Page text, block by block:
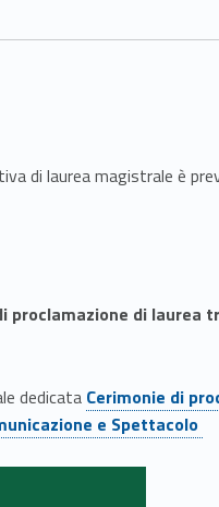
di laurea magistrale è
proclamazione di laurea
dedicata Link identifier #identifier__21642-5
Cerimonie di
e Spettacolo